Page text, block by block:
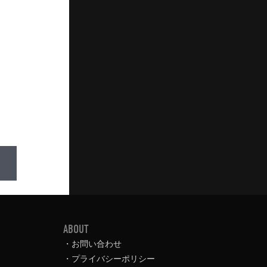
ABOUT
お問い合わせ
プライバシーポリシー